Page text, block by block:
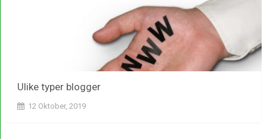
Ulike typer blogger
12 Oktober, 2019